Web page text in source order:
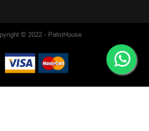
© 2022 - PatinHouse